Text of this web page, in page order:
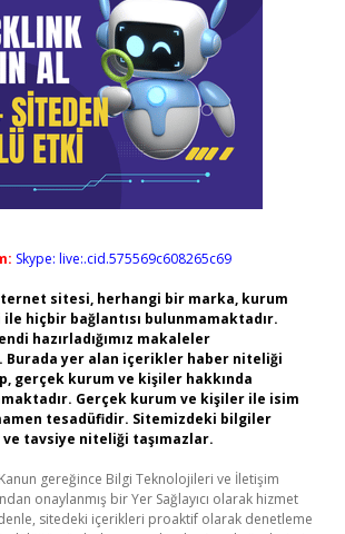
Skype: live:.cid.575569c608265c69
sitesi, herhangi bir marka, kurum
hiçbir bağlantısı bulunmamaktadır.
hazırladığımız makaleler
Burada yer alan içerikler haber niteliği
gerçek kurum ve kişiler hakkında
Gerçek kurum ve kişiler ile isim
tesadüfidir. Sitemizdeki bilgiler
tavsiye niteliği taşımazlar.
Kanun gereğince Bilgi Teknolojileri ve İletişim
onaylanmış bir Yer Sağlayıcı olarak hizmet
sitedeki içerikleri proaktif olarak denetleme